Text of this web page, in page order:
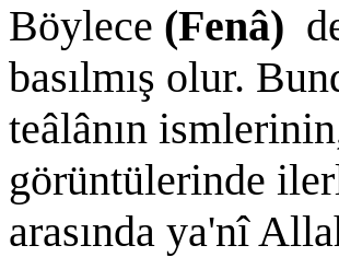
Böylece (Fenâ)
basılmış olur.
teâlânın
görüntülerinde
arasında ya'nî